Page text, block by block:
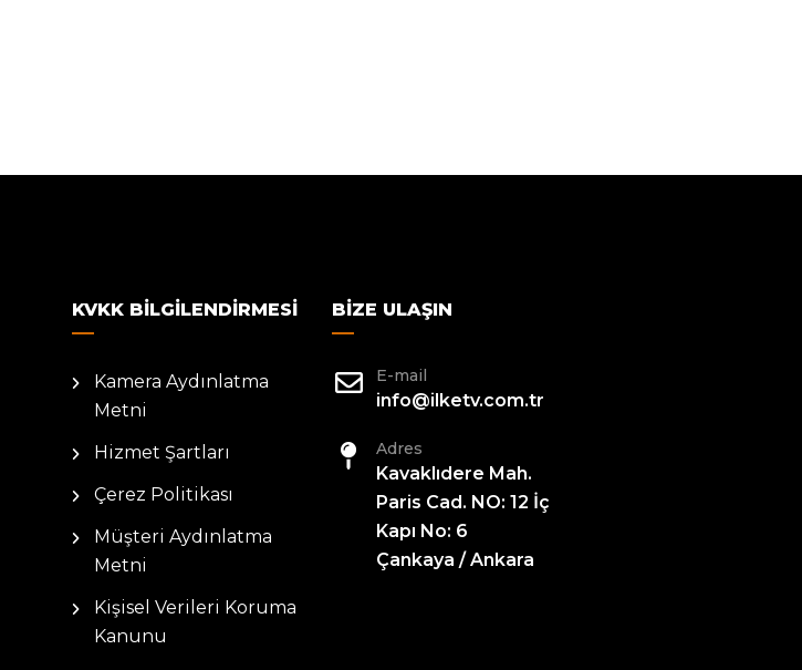
KVKK BILGILENDIRMESI
Kamera Aydınlatma
Metni
Hizmet Şartları
Çerez Politikası
Müşteri Aydınlatma
Metni
Kişisel Verileri Koruma
Kanunu
BIZE ULAŞIN
E-mail
info@ilketv.com.tr
Adres
Kavaklıdere Mah.
Paris Cad. NO: 12 İç
Kapı No: 6
Çankaya / Ankara